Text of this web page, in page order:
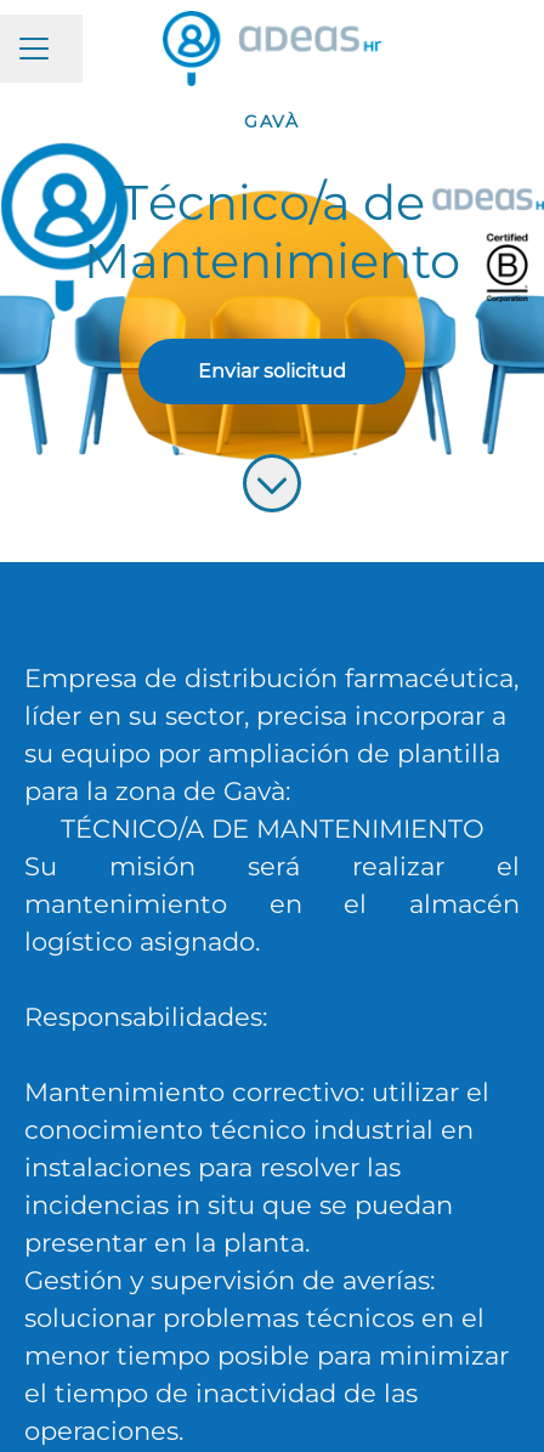
MENÚ DE EMPLEO
Compartir página
GAVÀ
Técnico/a de
Mantenimiento
Enviar solicitud
Empresa de distribución farmacéutica,
líder en su sector, precisa incorporar a
su equipo por ampliación de plantilla
para la zona de Gavà:
TÉCNICO/A DE MANTENIMIENTO
Su misión será realizar el
mantenimiento en el almacén
logístico asignado.
Responsabilidades:
Mantenimiento correctivo: utilizar el
conocimiento técnico industrial en
instalaciones para resolver las
incidencias in situ que se puedan
presentar en la planta.
Gestión y supervisión de averías:
solucionar problemas técnicos en el
menor tiempo posible para minimizar
el tiempo de inactividad de las
operaciones.